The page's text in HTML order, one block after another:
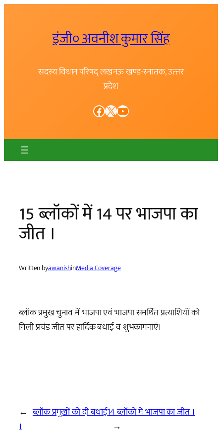
इंजी० अवनीश कुमार सिंह
सदस्य विधान परिषद् लखनऊ खण्ड-स्नातक, उत्त्तर
प्रदेश
Facebook X YouTube
15 ब्लॉकों में 14 पर भाजपा का
जीत ।
Written byawanishinMedia Coverage
ब्लॉक प्रमुख चुनाव में भाजपा एवं भाजपा समर्थित प्रत्याशियों को
मिली प्रचंड जीत पर हार्दिक बधाई व शुभकामनाएं।
← ब्लॉक प्रमुखों को दी बधाई
।
14 ब्लॉकों में भाजपा का जीत ।
→